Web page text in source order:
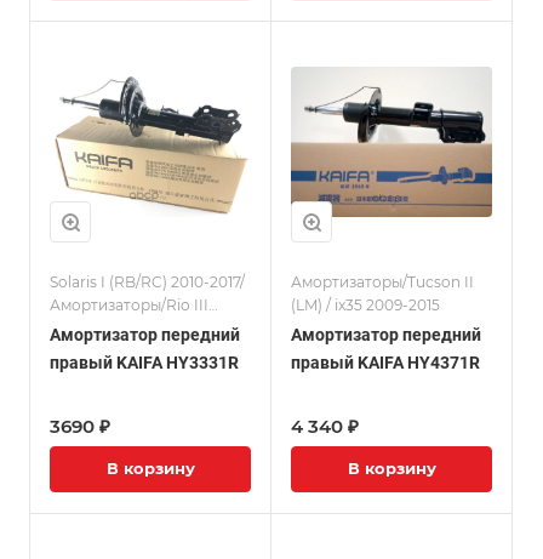
Solaris I (RB/RC) 2010-2017/
Амортизаторы/Rio III
(UB/QB) 11-17
Амортизатор передний
правый KAIFA HY3331R
3690 ₽
В корзину
Амортизаторы/Tucson II
(LM) / ix35 2009-2015
Амортизатор передний
правый KAIFA HY4371R
4 340 ₽
В корзину